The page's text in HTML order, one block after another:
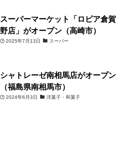
スーパーマーケット「ロピア倉賀
野店」がオープン（高崎市）
2025年7月13日 スーパー
シャトレーゼ南相馬店がオープン
（福島県南相馬市）
2024年6月3日 洋菓子・和菓子